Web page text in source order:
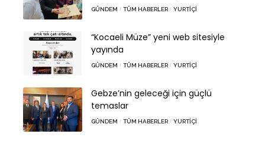
GÜNDEM TÜM HABERLER YURTIÇI
“Kocaeli Müze” yeni web sitesiyle
yayında
GÜNDEM TÜM HABERLER YURTIÇI
Gebze’nin geleceği için güçlü
temaslar
GÜNDEM TÜM HABERLER YURTIÇI